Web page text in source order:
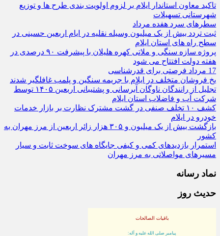
تاکید معاون استاندار ایلام بر لزوم اولویت‌ بندی طرح‌ ها و توزیع
شهرستانی تسهیلات
سطرهای سرد هفده مرداد
ثبت تردد بیش از یک میلیون وسیله نقلیه در ایام اربعین حسینی در
سطح راه‌ های استان ایلام
پروژه سازه سنگی و ملاتی کهره هلیلان با پیشرفت ۹۰ درصدی در
هفته دولت افتتاح می شود
17 مرداد فرصتی برای قدرشناسی
یخ‌ فروشان متخلف در ایلام با جریمه سنگین و پلمب غافلگیر شدند
تجلیل از رانندگان ناوگان آبرسانی و پشتیبانی اربعین ۱۴۰۵ توسط
شرکت آب و فاضلاب استان ایلام
کشف ۱۰ تخلف صنفی در گشت مشترک نظارت بر بازار خدمات
خودرو در ایلام
بازگشت بیش از یک میلیون و ۳۰۵ هزار زائر اربعین از مرز مهران به
کشور
استمرار بازدیدهای کمی و کیفی جایگاه‌ های سوخت ثابت و سیار
مسیرهای مواصلاتی به مرز مهران
نماد رسانه
حدیث روز
باقیات الصالحات
پيامبر صلى‏ الله‏ عليه ‏و‏ آله: